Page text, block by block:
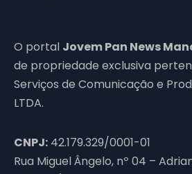
O portal Jovem Pan News
de propriedade exclusiva
Serviços de Comunicação e
LTDA.
CNPJ: 42.179.329/0001-01
Rua Miguel Ângelo, nº 04 –